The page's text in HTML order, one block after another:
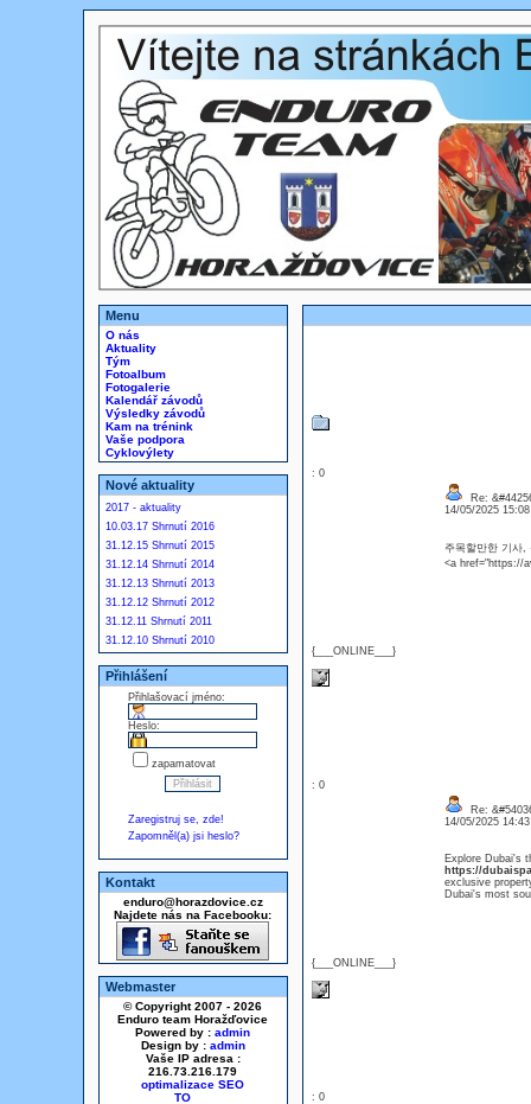
Menu
O nás
Aktuality
Tým
Fotoalbum
Fotogalerie
Kalendář závodů
Výsledky závodů
Kam na trénink
Vaše podpora
Cyklovýlety
Nové aktuality
2017 - aktuality
10.03.17 Shrnutí 2016
31.12.15 Shrnutí 2015
31.12.14 Shrnutí 2014
31.12.13 Shrnutí 2013
31.12.12 Shrnutí 2012
31.12.11 Shrnutí 2011
31.12.10 Shrnutí 2010
Přihlášení
Přihlašovací jméno:
Heslo:
zapamatovat
Zaregistruj se, zde!
Zapomněl(a) jsi heslo?
Kontakt
enduro@horazdovice.cz
Najdete nás na Facebooku:
Webmaster
© Copyright 2007 - 2026
Enduro team Horažďovice
Powered by : admin
Design by : admin
Vaše IP adresa :
216.73.216.179
optimalizace SEO
: 0
{___ONLINE___}
Re:
14/05/2025
주목할만한 기사
<a href="https://
: 0
{___ONLINE___}
Re:
14/05/2025
Explore Dubai's
https://
exclusive
Dubai's most
: 0